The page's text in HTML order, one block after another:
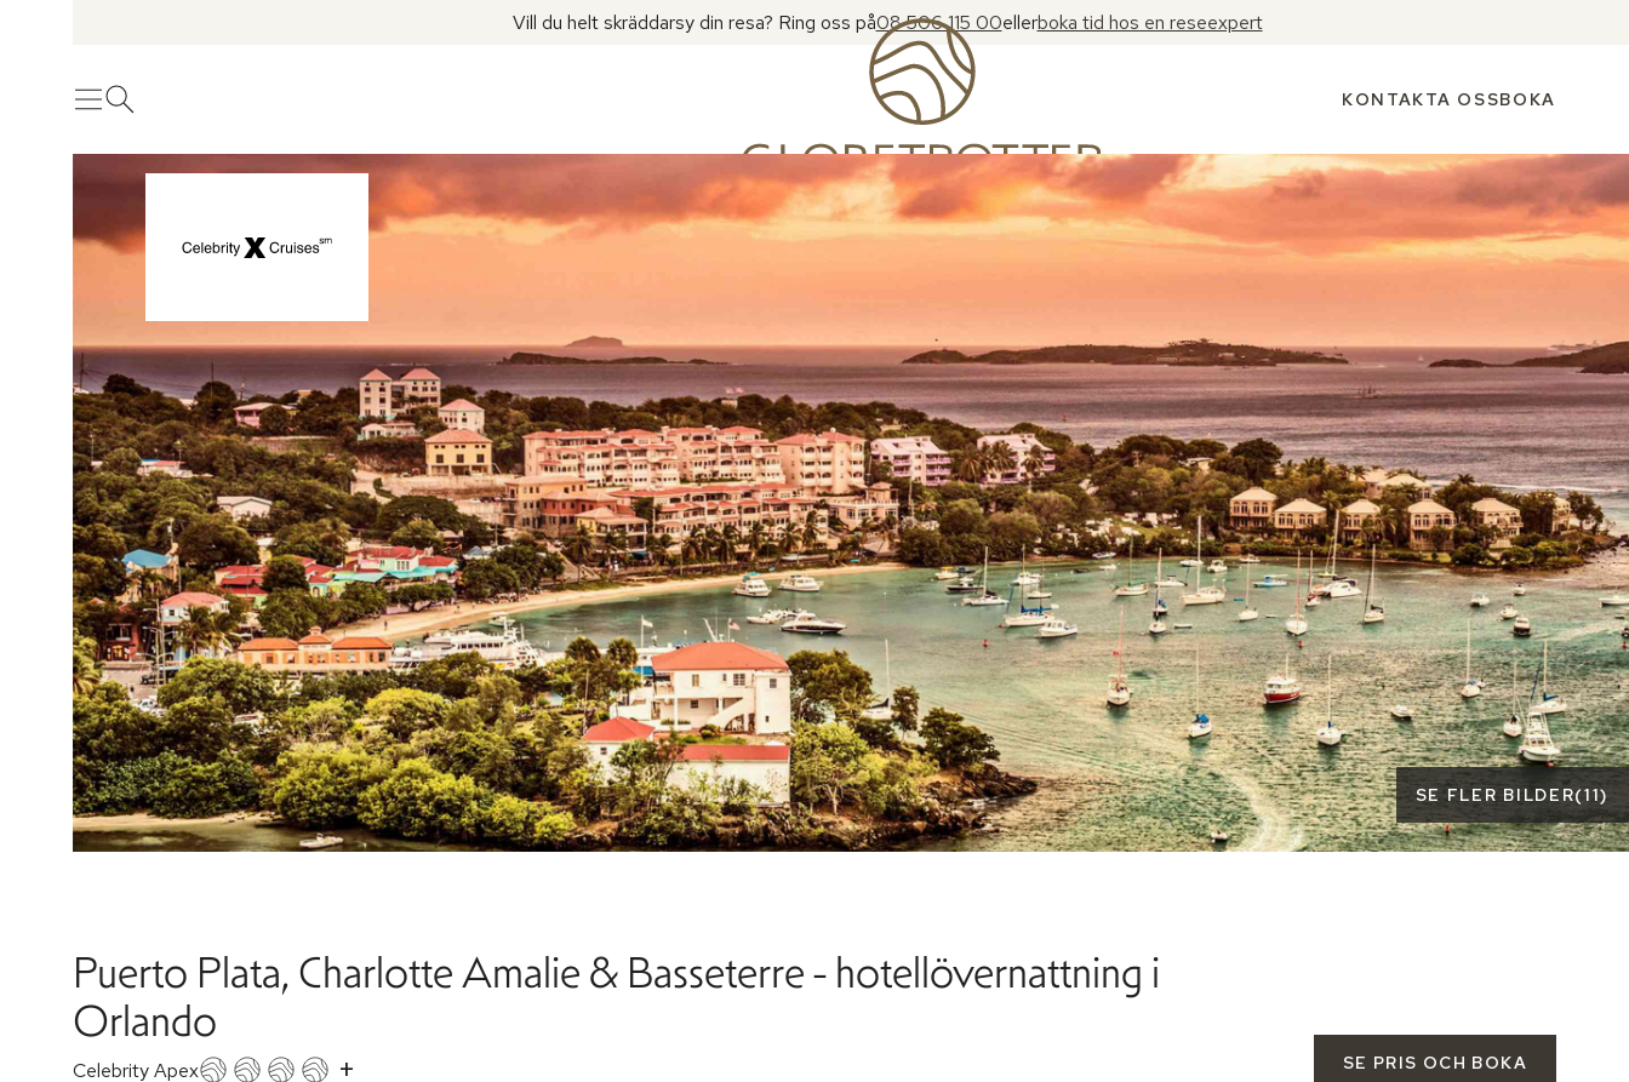
Vill du helt skräddarsy din resa? Ring oss på08 506 115 00ellerboka tid hos en reseexpert
MenyÖppna sök KONTAKTA OSSBOKA
Se fler bilder
SE FLER BILDER(11)
Puerto Plata, Charlotte Amalie & Basseterre - hotellövernattning i
Orlando
Celebrity Apex + SE PRIS OCH BOKA